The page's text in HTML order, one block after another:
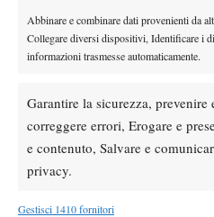
Abbinare e combinare dati provenienti da
Collegare diversi dispositivi, Identificare i
informazioni trasmesse automaticamente.
Garantire la sicurezza,
correggere errori, Erogare e
e contenuto, Salvare e
privacy.
Gestisci 1410 fornitori
Atp News
Masters 1000
rimonta Shang